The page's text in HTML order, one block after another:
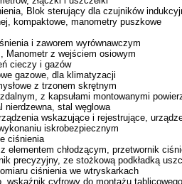
Blok sterujący dla czujników
kompaktowe, manometry puszkowe
i zaworem wyrównawczym
Manometr z wejściem osiowym
cieczy i gazów
gazowe, dla klimatyzacji
z trzonem skrętnym
z kapsułami montowanymi
nierdzewna, stal węglowa
wskazujące i rejestrujące,
iskrobezpiecznym
ciśnienia
elementem chłodzącym, przetwornik
precyzyjny, ze stożkową podkładką
ciśnienia we wtryskarkach
wskaźnik cyfrowy do montażu tablicowego